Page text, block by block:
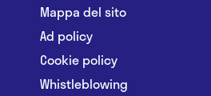
Mappa del sito
Ad policy
Cookie policy
Whistleblowing